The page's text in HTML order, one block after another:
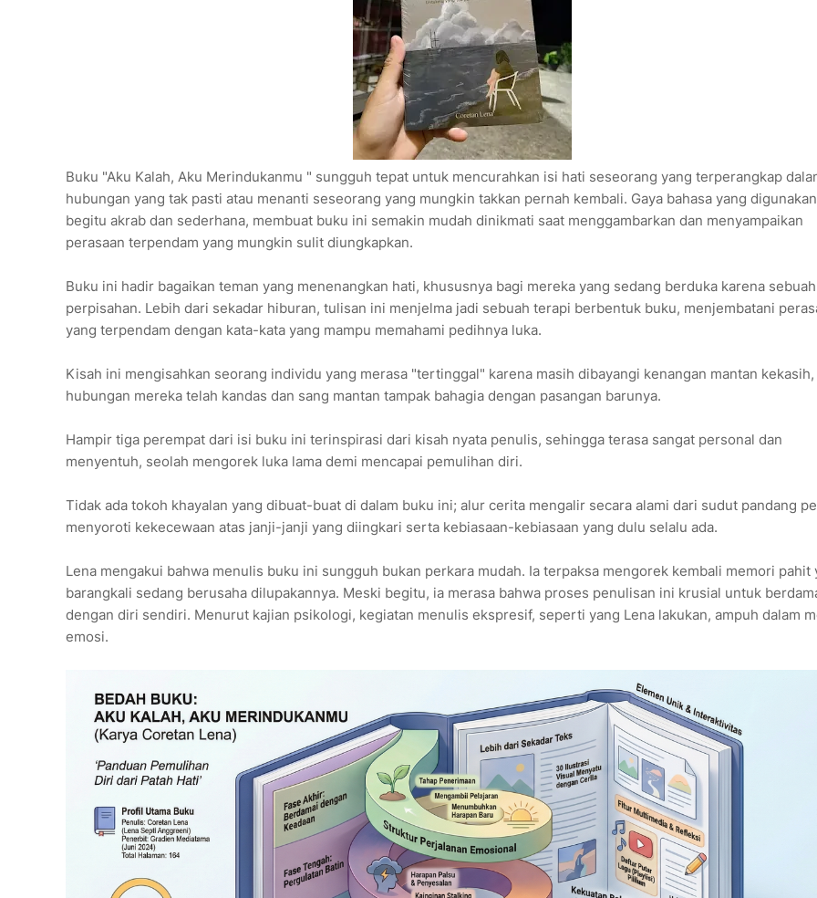
Buku "Aku Kalah, Aku Merindukanmu " sungguh tepat untuk mencurahkan isi hati seseorang yang terperangkap
hubungan yang tak pasti atau menanti seseorang yang mungkin takkan pernah kembali. Gaya bahasa yang digunakan
begitu akrab dan sederhana, membuat buku ini semakin mudah dinikmati saat menggambarkan dan menyampaikan
perasaan terpendam yang mungkin sulit diungkapkan.
Buku ini hadir bagaikan teman yang menenangkan hati, khususnya bagi mereka yang sedang berduka karena sebuah
perpisahan. Lebih dari sekadar hiburan, tulisan ini menjelma jadi sebuah terapi berbentuk buku, menjembatani
yang terpendam dengan kata-kata yang mampu memahami pedihnya luka.
Kisah ini mengisahkan seorang individu yang merasa "tertinggal" karena masih dibayangi kenangan mantan
hubungan mereka telah kandas dan sang mantan tampak bahagia dengan pasangan barunya.
Hampir tiga perempat dari isi buku ini terinspirasi dari kisah nyata penulis, sehingga terasa sangat personal dan
menyentuh, seolah mengorek luka lama demi mencapai pemulihan diri.
Tidak ada tokoh khayalan yang dibuat-buat di dalam buku ini; alur cerita mengalir secara alami dari sudut pandang
menyoroti kekecewaan atas janji-janji yang diingkari serta kebiasaan-kebiasaan yang dulu selalu ada.
Lena mengakui bahwa menulis buku ini sungguh bukan perkara mudah. Ia terpaksa mengorek kembali memori pahit
barangkali sedang berusaha dilupakannya. Meski begitu, ia merasa bahwa proses penulisan ini krusial untuk
dengan diri sendiri. Menurut kajian psikologi, kegiatan menulis ekspresif, seperti yang Lena lakukan, ampuh dalam
emosi.